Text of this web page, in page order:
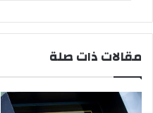
مقالات ذات صلة